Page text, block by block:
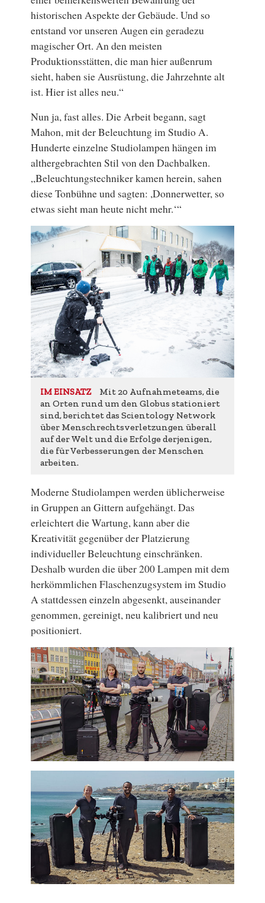
historischen Aspekte der Gebäude. Und so
entstand vor unseren Augen ein geradezu
magischer Ort. An den meisten
Produktionsstätten, die man hier außenrum
sieht, haben sie Ausrüstung, die Jahrzehnte alt
ist. Hier ist alles neu.“
Nun ja, fast alles. Die Arbeit begann, sagt
Mahon, mit der Beleuchtung im Studio A.
Hunderte einzelne Studiolampen hängen im
althergebrachten Stil von den Dachbalken.
„Beleuchtungstechniker kamen herein, sahen
diese Tonbühne und sagten: ,Donnerwetter, so
etwas sieht man heute nicht mehr.‘“
IM EINSATZ
Mit 20 Aufnahmeteams, die
an Orten rund um den Globus stationiert
sind, berichtet das Scientology Network
über Menschrechtsverletzungen überall
auf der Welt und die Erfolge derjenigen,
die für Verbesserungen der Menschen
arbeiten.
Moderne Studiolampen werden üblicherweise
in Gruppen an Gittern aufgehängt. Das
erleichtert die Wartung, kann aber die
Kreativität gegenüber der Platzierung
individueller Beleuchtung einschränken.
Deshalb wurden die über 200 Lampen mit dem
herkömmlichen Flaschenzugsystem im Studio
A stattdessen einzeln abgesenkt, auseinander
genommen, gereinigt, neu kalibriert und neu
positioniert.